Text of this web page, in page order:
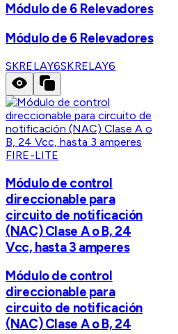
Módulo de 6 Relevadores
Módulo de 6 Relevadores
SKRELAY6SKRELAY6
FIRE-LITE
Módulo de control
direccionable para
circuito de notificación
(NAC) Clase A o B, 24
Vcc, hasta 3 amperes
Módulo de control
direccionable para
circuito de notificación
(NAC) Clase A o B, 24